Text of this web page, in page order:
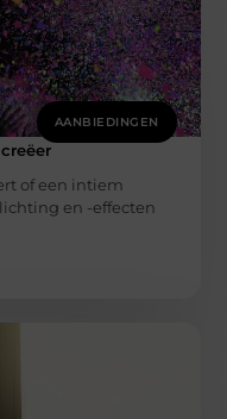
AANBIEDINGEN
of een intiem
en -effecten